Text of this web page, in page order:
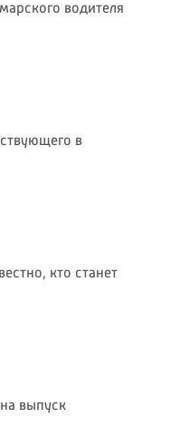
водителя
в
кто станет
выпуск